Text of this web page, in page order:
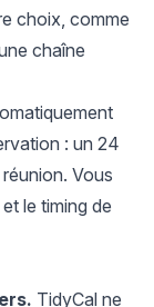
choix, comme
chaîne
: un 24
Vous
le timing de
TidyCal ne